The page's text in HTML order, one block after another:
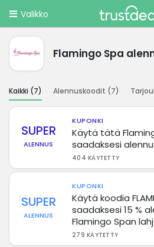
Valikko
Flamingo Spa
Kaikki (7) Alennuskoodit (7)
SUPER
ALENNUS
KUPONKI
Käytä tätä
saadaksesi
404 KÄYTETTY
SUPER
ALENNUS
KUPONKI
Käytä koodia
saadaksesi 15 %
Flamingo Span
279 KÄYTETTY